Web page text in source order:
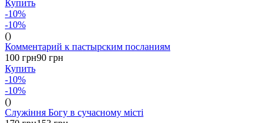
Купить
-10%
-10%
()
Комментарий к пастырским посланиям
100 грн90 грн
Купить
-10%
-10%
()
Служіння Богу в сучасному місті